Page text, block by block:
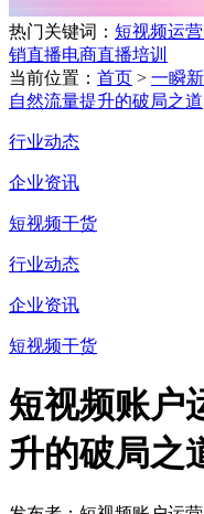
热门关键词： 短视频运营
销直播电商直播培训
当前位置： 首页 > 一瞬
自然流量提升的破局之道
行业动态
企业资讯
短视频干货
行业动态
企业资讯
短视频干货
短视频账户
升的破局之